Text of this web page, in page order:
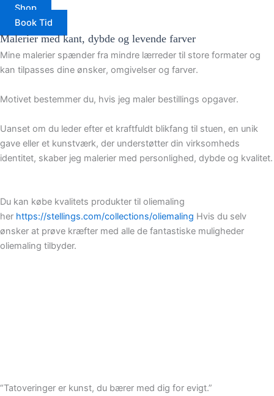
Shop
Book Tid
Malerier med kant, dybde og levende farver
Mine malerier spænder fra mindre lærreder til store formater og
kan tilpasses dine ønsker, omgivelser og farver.
Motivet bestemmer du, hvis jeg maler bestillings opgaver.
Uanset om du leder efter et kraftfuldt blikfang til stuen, en unik
gave eller et kunstværk, der understøtter din virksomheds
identitet, skaber jeg malerier med personlighed, dybde og kvalitet.
Du kan købe kvalitets produkter til oliemaling
her https://stellings.com/collections/oliemaling Hvis du selv
ønsker at prøve kræfter med alle de fantastiske muligheder
oliemaling tilbyder.
“Tatoveringer er kunst, du bærer med dig for evigt.”